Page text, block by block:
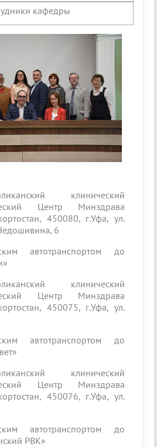
кафедры
клинический
Центр Минздрава
450080, г.Уфа, ул.
6
автотранспортом до
клинический
Центр Минздрава
450075, г.Уфа, ул.
автотранспортом до
клинический
Центр Минздрава
450076, г.Уфа, ул.
автотранспортом до
РВК»